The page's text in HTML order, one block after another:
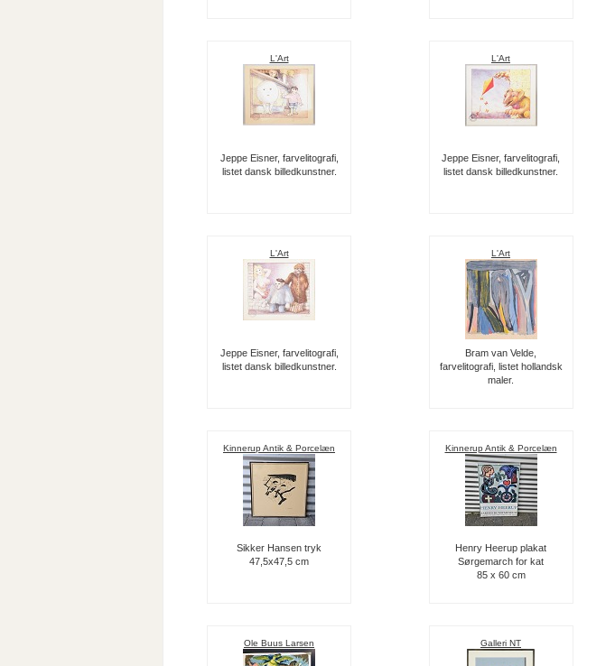
L'Art
Jeppe Eisner, farvelitografi,
listet dansk billedkunstner.
L'Art
Jeppe Eisner, farvelitografi,
listet dansk billedkunstner.
L'Art
Jeppe Eisner, farvelitografi,
listet dansk billedkunstner.
L'Art
Bram van Velde,
farvelitografi, listet hollandsk
maler.
Kinnerup Antik & Porcelæn
Sikker Hansen tryk
47,5x47,5 cm
Kinnerup Antik & Porcelæn
Henry Heerup plakat
Sørgemarch for kat
85 x 60 cm
Ole Buus Larsen Galleri NT